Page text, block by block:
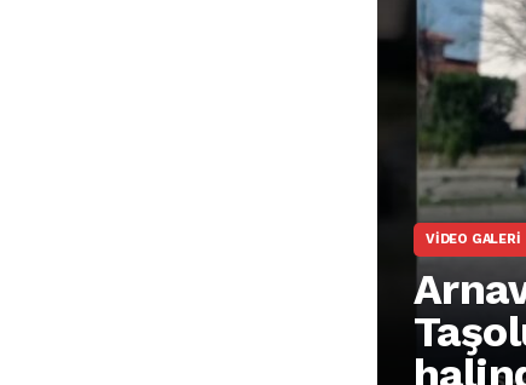
VIDEO GALERI